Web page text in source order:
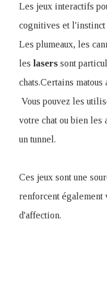
Les jeux interactifs
cognitives et l'instinct
Les plumeaux, les
les lasers sont
chats.Certains matous
Vous pouvez les
votre chat ou bien les
un tunnel.
Ces jeux sont une
renforcent
d'affection.